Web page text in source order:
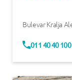
Bulevar Kralja
011 40 40 100